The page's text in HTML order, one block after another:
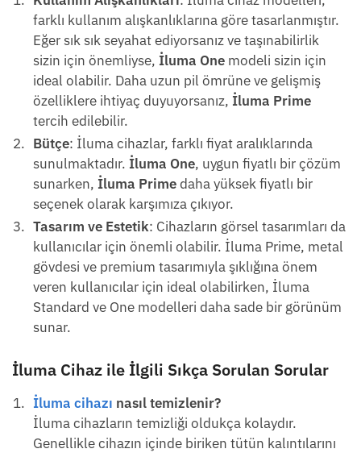
farklı kullanım alışkanlıklarına göre tasarlanmıştır.
Eğer sık sık seyahat ediyorsanız ve taşınabilirlik
sizin için önemliyse, İluma One modeli sizin için
ideal olabilir. Daha uzun pil ömrüne ve gelişmiş
özelliklere ihtiyaç duyuyorsanız, İluma Prime
tercih edilebilir.
Bütçe: İluma cihazlar, farklı fiyat aralıklarında
sunulmaktadır. İluma One, uygun fiyatlı bir çözüm
sunarken, İluma Primedaha yüksek fiyatlı bir
seçenek olarak karşımıza çıkıyor.
Tasarım ve Estetik: Cihazların görsel tasarımları da
kullanıcılar için önemli olabilir. İluma Prime, metal
gövdesi ve premium tasarımıyla şıklığına önem
veren kullanıcılar için ideal olabilirken, İluma
Standard ve One modelleri daha sade bir görünüm
sunar.
İluma Cihaz ile İlgili Sıkça Sorulan Sorular
İluma cihazı nasıl temizlenir?
İluma cihazların temizliği oldukça kolaydır.
Genellikle cihazın içinde biriken tütün kalıntılarını